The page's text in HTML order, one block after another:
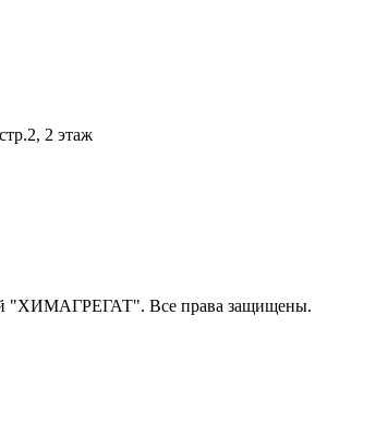
2 этаж
"ХИМАГРЕГАТ". Все права защищены.